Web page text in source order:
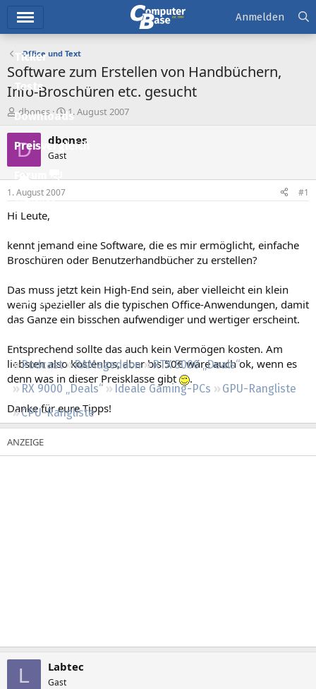
Ticker
Tests
Downloads
Preisvergleich
Forum
Aktuelles
Neue Beiträge
Leserartikel
Regeln
Podcast RAMageddon
RTX 5000 „Deals“
RX 9000 „Deals“
Ideale Gaming-PCs
GPU-Rangliste
CPU-Rangliste
Anmelden
Office und Text
Software zum Erstellen von Handbüchern,
Info-Broschüren etc. gesucht
E
r
s
t
l
e
dbones
E
r
s
t
1. August 2007
D dbones
Gast
1. August 2007 #1
Hi Leute,
kennt jemand eine Software, die es mir ermöglicht, einfache
Broschüren oder Benutzerhandbücher zu erstellen?
Das muss jetzt kein High-End sein, aber vielleicht ein klein
wenig spezieller als die typischen Office-Anwendungen, damit
das Ganze ein bisschen aufwendiger und wertiger erscheint.
Entsprechend sollte das auch kein Vermögen kosten. Am
liebsten also kostenlos, aber bis 50€ wäre auch ok, wenn es
denn was in dieser Preisklasse gibt
.
Danke für eure Tipps!
L Labtec
Gast